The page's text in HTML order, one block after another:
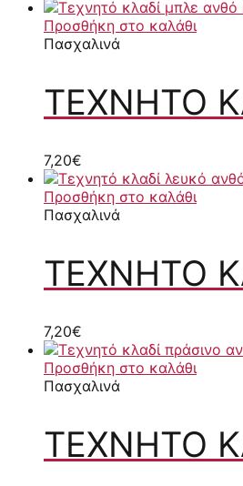
Προσθήκη στο καλάθι
Πασχαλινά
ΤΕΧΝΗΤΌ
7,20€
Προσθήκη στο καλάθι
Πασχαλινά
ΤΕΧΝΗΤΌ
7,20€
Προσθήκη στο καλάθι
Πασχαλινά
ΤΕΧΝΗΤΌ